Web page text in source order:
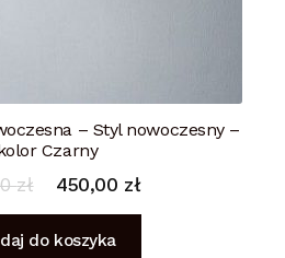
– Styl nowoczesny –
Czarny
zł 450,00 zł
do koszyka